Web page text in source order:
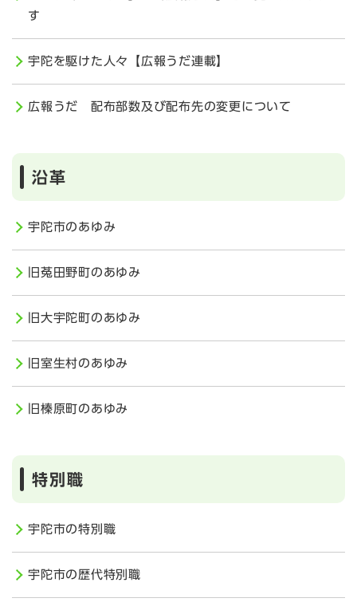
す
宇陀を駆けた人々【広報うだ連載】
広報うだ 配布部数及び配布先の変更について
沿革
宇陀市のあゆみ
旧菟田野町のあゆみ
旧大宇陀町のあゆみ
旧室生村のあゆみ
旧榛原町のあゆみ
特別職
宇陀市の特別職
宇陀市の歴代特別職